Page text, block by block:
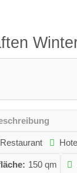
Restaurant Hotel
150 qm